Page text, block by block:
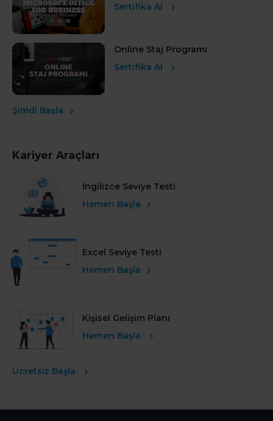
Sertifika Al
Online Staj Programı
Sertifika Al
Şimdi Başla
Kariyer Araçları
İngilizce Seviye Testi
Hemen Başla
Excel Seviye Testi
Hemen Başla
Kişisel Gelişim Planı
Hemen Başla
Ücretsiz Başla